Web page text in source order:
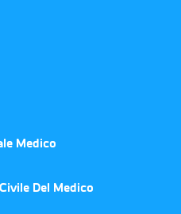
Medico
Del Medico